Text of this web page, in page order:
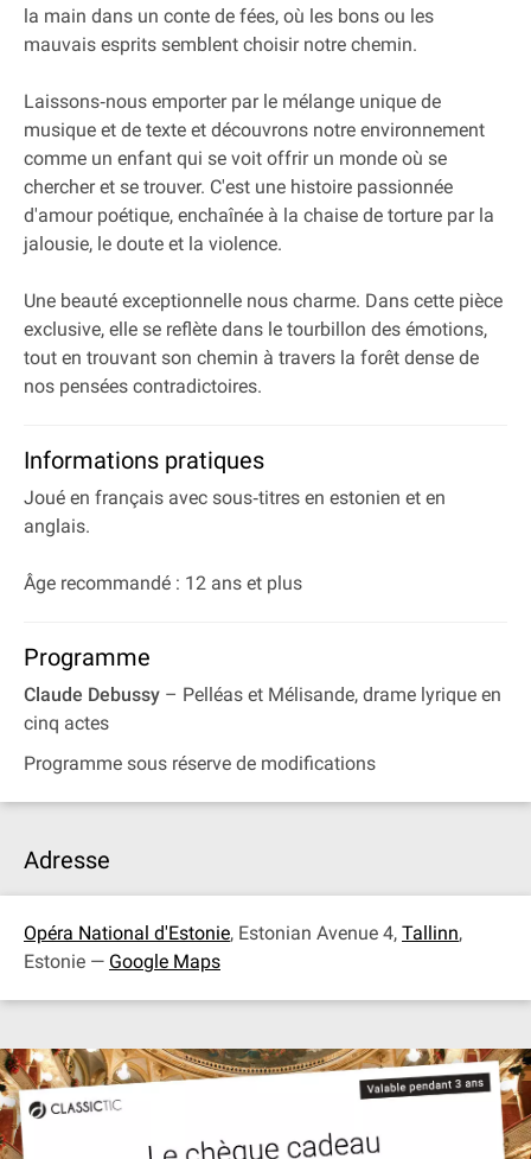
la main dans un conte de fées, où les bons ou les
mauvais esprits semblent choisir notre chemin.
Laissons‐nous emporter par le mélange unique de
musique et de texte et découvrons notre environnement
comme un enfant qui se voit offrir un monde où se
chercher et se trouver. C'est une histoire passionnée
d'amour poétique, enchaînée à la chaise de torture par la
jalousie, le doute et la violence.
Une beauté exceptionnelle nous charme. Dans cette pièce
exclusive, elle se reflète dans le tourbillon des émotions,
tout en trouvant son chemin à travers la forêt dense de
nos pensées contradictoires.
Informations pratiques
Joué en français avec sous‐titres en estonien et en
anglais.
Âge recommandé : 12 ans et plus
Programme
Claude Debussy – Pelléas et Mélisande, drame lyrique en
cinq actes
Programme sous réserve de modifications
Adresse
Opéra National d'Estonie, Estonian Avenue 4, Tallinn,
Estonie — Google Maps